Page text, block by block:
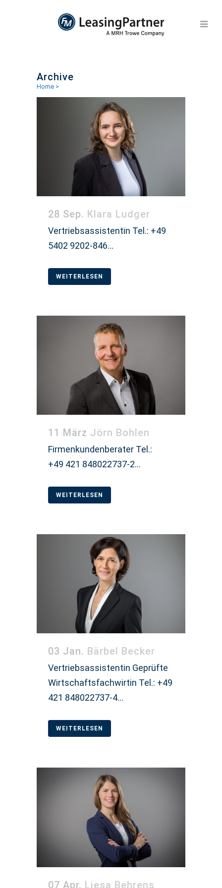
Archive
Home >
28 Sep. Klara Ludger
Vertriebsassistentin Tel.: +49
5402 9202-846...
WEITERLESEN
11 März Jörn Bohlen
Firmenkundenberater Tel.:
+49 421 848022737-2...
WEITERLESEN
03 Jan. Bärbel Becker
Vertriebsassistentin Geprüfte
Wirtschaftsfachwirtin Tel.: +49
421 848022737-4...
WEITERLESEN
07 Apr. Liesa Behrens